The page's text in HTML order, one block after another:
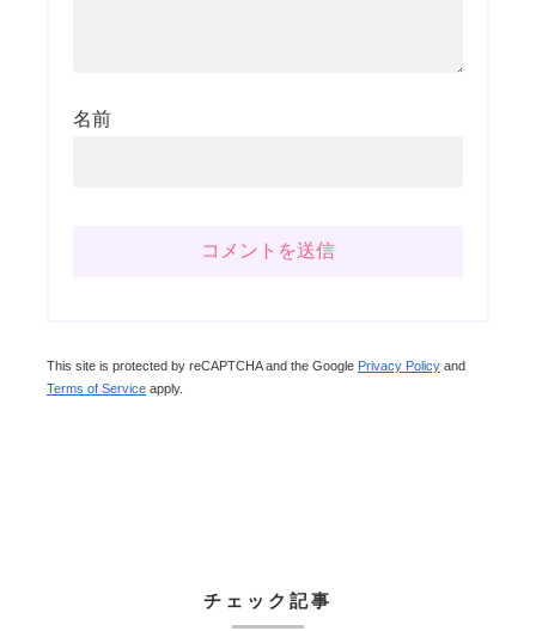
名前
This site is protected by reCAPTCHA and the Google Privacy Policy and
Terms of Service apply.
チェック記事